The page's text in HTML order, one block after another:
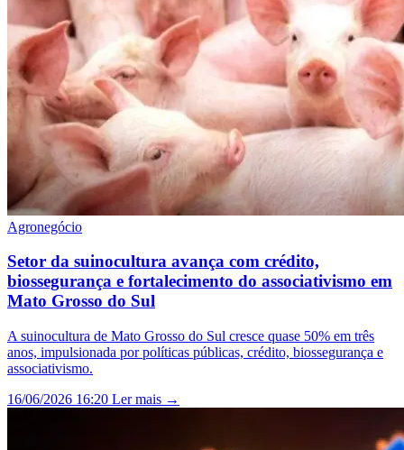
Agronegócio
Setor da suinocultura avança com crédito,
biossegurança e fortalecimento do associativismo em
Mato Grosso do Sul
A suinocultura de Mato Grosso do Sul cresce quase 50% em três
anos, impulsionada por políticas públicas, crédito, biossegurança e
associativismo.
16/06/2026 16:20 Ler mais →